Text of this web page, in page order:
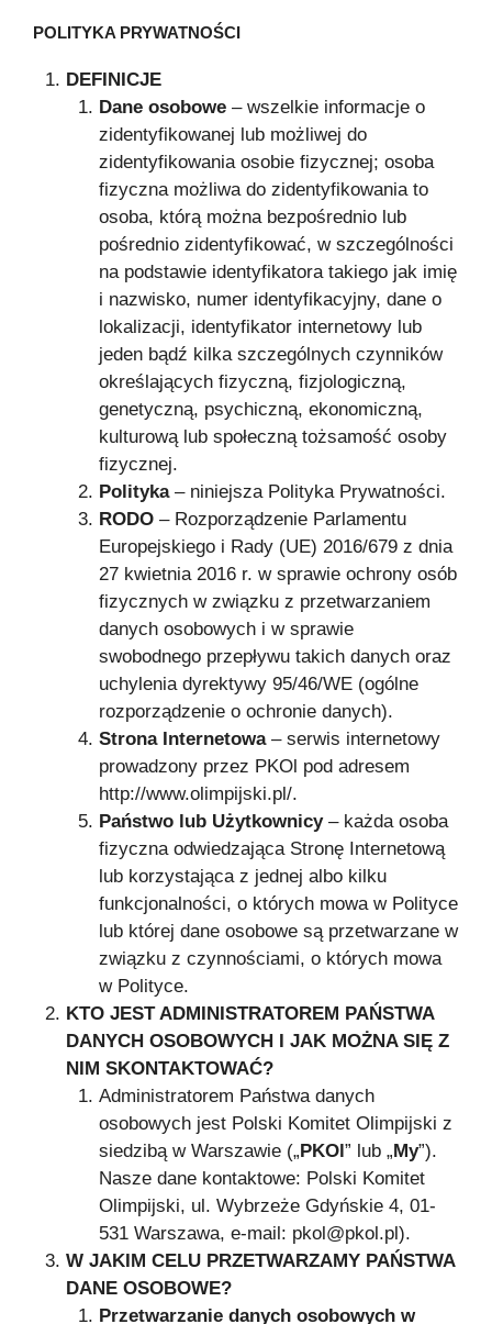
POLITYKA PRYWATNOŚCI
DEFINICJE
Dane osobowe – wszelkie informacje o
zidentyfikowanej lub możliwej do
zidentyfikowania osobie fizycznej; osoba
fizyczna możliwa do zidentyfikowania to
osoba, którą można bezpośrednio lub
pośrednio zidentyfikować, w szczególności
na podstawie identyfikatora takiego jak imię
i nazwisko, numer identyfikacyjny, dane o
lokalizacji, identyfikator internetowy lub
jeden bądź kilka szczególnych czynników
określających fizyczną, fizjologiczną,
genetyczną, psychiczną, ekonomiczną,
kulturową lub społeczną tożsamość osoby
fizycznej.
Polityka – niniejsza Polityka Prywatności.
RODO – Rozporządzenie Parlamentu
Europejskiego i Rady (UE) 2016/679 z dnia
27 kwietnia 2016 r. w sprawie ochrony osób
fizycznych w związku z przetwarzaniem
danych osobowych i w sprawie
swobodnego przepływu takich danych oraz
uchylenia dyrektywy 95/46/WE (ogólne
rozporządzenie o ochronie danych).
Strona Internetowa – serwis internetowy
prowadzony przez PKOl pod adresem
http://www.olimpijski.pl/.
Państwo lub Użytkownicy – każda osoba
fizyczna odwiedzająca Stronę Internetową
lub korzystająca z jednej albo kilku
funkcjonalności, o których mowa w Polityce
lub której dane osobowe są przetwarzane w
związku z czynnościami, o których mowa
w Polityce.
KTO JEST ADMINISTRATOREM PAŃSTWA
DANYCH OSOBOWYCH I JAK MOŻNA SIĘ Z
NIM SKONTAKTOWAĆ?
Administratorem Państwa danych
osobowych jest Polski Komitet Olimpijski z
siedzibą w Warszawie („PKOl” lub „My”).
Nasze dane kontaktowe: Polski Komitet
Olimpijski, ul. Wybrzeże Gdyńskie 4, 01-
531 Warszawa, e-mail: pkol@pkol.pl).
W JAKIM CELU PRZETWARZAMY PAŃSTWA
DANE OSOBOWE?
Przetwarzanie danych osobowych w